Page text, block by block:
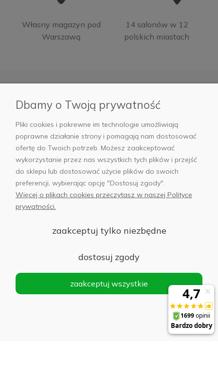
Własny magazyn pod
Warszawą
14 salonów w 12
polskich miastach
Moje konto
Płatności i dostawa
AB Foto
sklep@abfoto.pl
+48 797 971 275
© 2025 Wszelkie prawa zastrzeżone. Serwis własnością:AB FOTO
Dbamy o Twoją prywatność
Pliki cookies i pokrewne im technologie umożliwiają
poprawne działanie strony i pomagają nam dostosować
ofertę do Twoich potrzeb. Możesz zaakceptować
wykorzystanie przez nas wszystkich tych plików i przejść
do sklepu lub dostosować użycie plików do swoich
preferencji, wybierając opcję "Dostosuj zgody".
Więcej o plikach cookies przeczytasz w naszej Polityce
prywatności.
zaakceptuj tylko niezbędne
dostosuj zgody
zaakceptuj wszystkie